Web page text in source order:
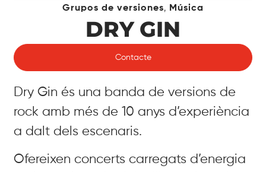
Grupos de versiones, Música
DRY GIN
Contacte
Dry Gin és una banda de versions de
rock amb més de 10 anys d’experiència
a dalt dels escenaris.
Ofereixen concerts carregats d’energia